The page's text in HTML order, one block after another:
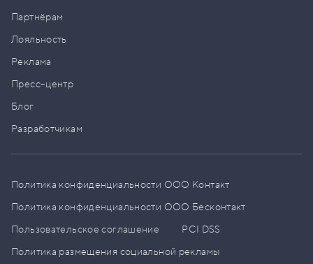
Партнёрам
Лояльность
Реклама
Пресс–центр
Блог
Разработчикам
Политика конфиденциальности ООО Контакт
Политика конфиденциальности ООО Бесконтакт
Пользовательское соглашение
PCI DSS
Политика размещения социальной рекламы